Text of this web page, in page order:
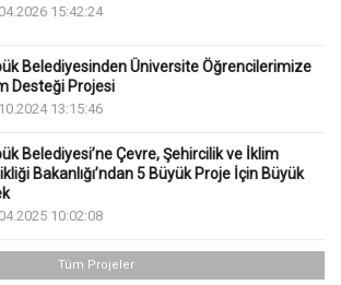
15:42:24
Belediyesinden Üniversite Öğrencilerimize
Desteği Projesi
13:15:46
Belediyesi’ne Çevre, Şehircilik ve İklim
Bakanlığı’ndan 5 Büyük Proje İçin Büyük
10:02:08
Tüm Projeler